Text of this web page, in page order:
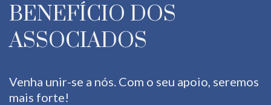
BENEFÍCIO DOS
ASSOCIADOS
Venha unir-se a nós. Com o seu apoio, seremos
mais forte!